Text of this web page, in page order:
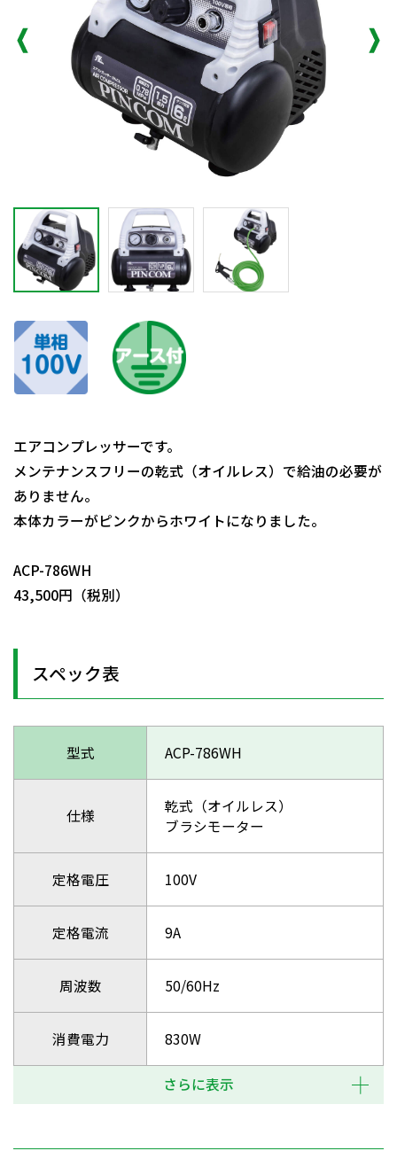
エアコンプレッサーです。
メンテナンスフリーの乾式（オイルレス）で給油の必要が
ありません。
本体カラーがピンクからホワイトになりました。
ACP-786WH
43,500円（税別）
スペック表
型式 ACP-786WH
仕様
乾式（オイルレス）
ブラシモーター
定格電圧 100V
定格電流 9A
周波数 50/60Hz
消費電力 830W
さらに表示